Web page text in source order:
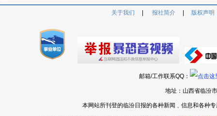
关于我们 报社简介 版权声明
邮箱/工作联系QQ：
地址：山西省临汾
本网站所刊登的临汾日报的各种新闻﹑信息和各种